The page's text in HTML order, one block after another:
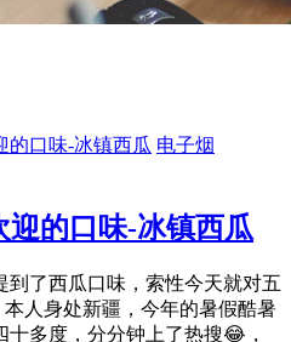
电子烟
的口味-冰镇西瓜
到了西瓜口味，索性今天就对五
人身处新疆，今年的暑假酷暑
多度，分分钟上了热搜😂，